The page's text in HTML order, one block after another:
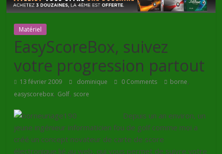
Matériel
EasyScoreBox, suivez
votre progression partout
13 février 2009 dominique 0 Comments borne,
easyscorebox, Golf, score
Depuis un an environ, un
jeune ingénieur informaticien fou de golf comme moi a
créé un concept novateur de carte de score
électronique lié au web, qui vous permet de suivre votre